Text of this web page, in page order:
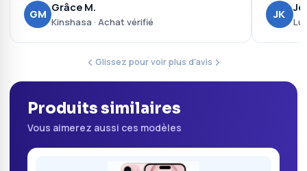
GM Grâce M.
Kinshasa · Achat vérifié
JK
Glissez pour voir plus d'avis
Produits similaires
Vous aimerez aussi ces modèles